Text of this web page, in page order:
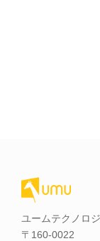
ユームテクノロ
〒160-0022